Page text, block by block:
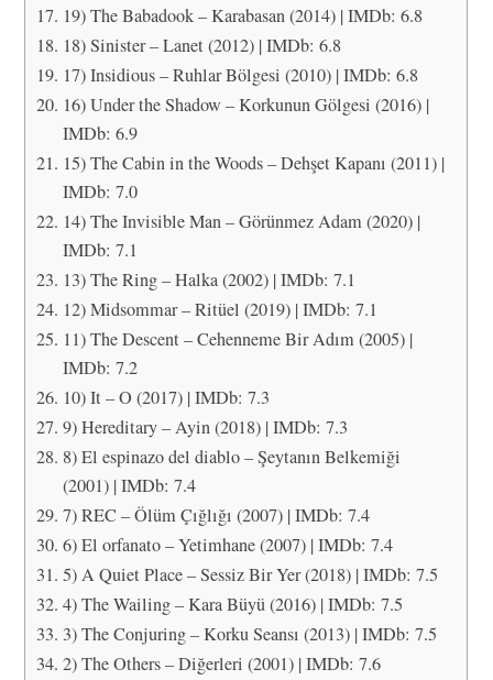
19) The Babadook – Karabasan (2014) | IMDb: 6.8
18) Sinister – Lanet (2012) | IMDb: 6.8
17) Insidious – Ruhlar Bölgesi (2010) | IMDb: 6.8
16) Under the Shadow – Korkunun Gölgesi (2016) |
IMDb: 6.9
15) The Cabin in the Woods – Dehşet Kapanı (2011) |
IMDb: 7.0
14) The Invisible Man – Görünmez Adam (2020) |
IMDb: 7.1
13) The Ring – Halka (2002) | IMDb: 7.1
12) Midsommar – Ritüel (2019) | IMDb: 7.1
11) The Descent – Cehenneme Bir Adım (2005) |
IMDb: 7.2
10) It – O (2017) | IMDb: 7.3
9) Hereditary – Ayin (2018) | IMDb: 7.3
8) El espinazo del diablo – Şeytanın Belkemiği
(2001) | IMDb: 7.4
7) REC – Ölüm Çığlığı (2007) | IMDb: 7.4
6) El orfanato – Yetimhane (2007) | IMDb: 7.4
5) A Quiet Place – Sessiz Bir Yer (2018) | IMDb: 7.5
4) The Wailing – Kara Büyü (2016) | IMDb: 7.5
3) The Conjuring – Korku Seansı (2013) | IMDb: 7.5
2) The Others – Diğerleri (2001) | IMDb: 7.6